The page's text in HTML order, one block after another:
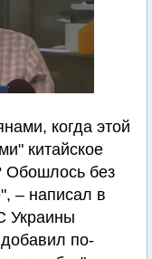
когда этой
китайское
Обошлось без
– написал в
Украины
по-